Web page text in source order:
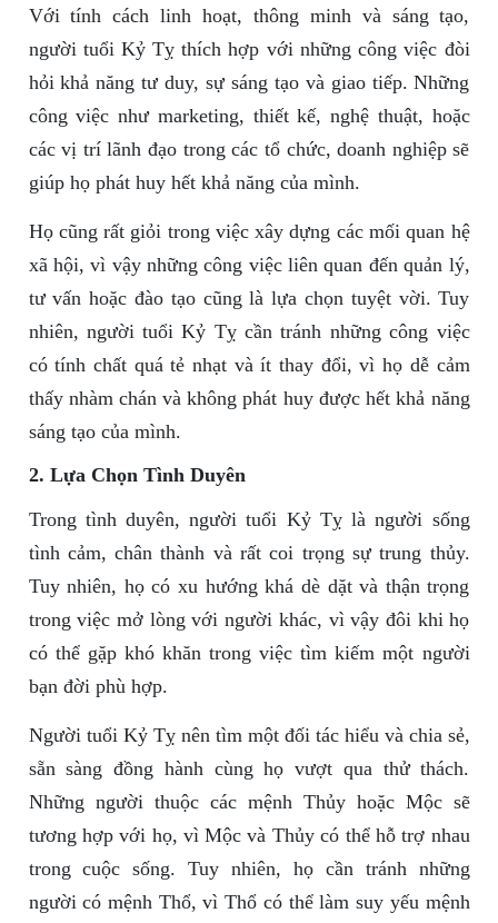
Với tính cách linh hoạt, thông minh và sáng tạo,
người tuổi Kỷ Tỵ thích hợp với những công việc đòi
hỏi khả năng tư duy, sự sáng tạo và giao tiếp. Những
công việc như marketing, thiết kế, nghệ thuật, hoặc
các vị trí lãnh đạo trong các tổ chức, doanh nghiệp sẽ
giúp họ phát huy hết khả năng của mình.
Họ cũng rất giỏi trong việc xây dựng các mối quan hệ
xã hội, vì vậy những công việc liên quan đến quản lý,
tư vấn hoặc đào tạo cũng là lựa chọn tuyệt vời. Tuy
nhiên, người tuổi Kỷ Tỵ cần tránh những công việc
có tính chất quá tẻ nhạt và ít thay đổi, vì họ dễ cảm
thấy nhàm chán và không phát huy được hết khả năng
sáng tạo của mình.
2. Lựa Chọn Tình Duyên
Trong tình duyên, người tuổi Kỷ Tỵ là người sống
tình cảm, chân thành và rất coi trọng sự trung thủy.
Tuy nhiên, họ có xu hướng khá dè dặt và thận trọng
trong việc mở lòng với người khác, vì vậy đôi khi họ
có thể gặp khó khăn trong việc tìm kiếm một người
bạn đời phù hợp.
Người tuổi Kỷ Tỵ nên tìm một đối tác hiểu và chia sẻ,
sẵn sàng đồng hành cùng họ vượt qua thử thách.
Những người thuộc các mệnh Thủy hoặc Mộc sẽ
tương hợp với họ, vì Mộc và Thủy có thể hỗ trợ nhau
trong cuộc sống. Tuy nhiên, họ cần tránh những
người có mệnh Thổ, vì Thổ có thể làm suy yếu mệnh